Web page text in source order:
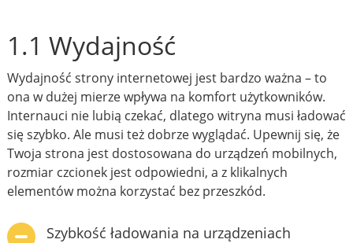
1.1 Wydajność
Wydajność strony internetowej jest bardzo ważna – to
ona w dużej mierze wpływa na komfort użytkowników.
Internauci nie lubią czekać, dlatego witryna musi ładować
się szybko. Ale musi też dobrze wyglądać. Upewnij się, że
Twoja strona jest dostosowana do urządzeń mobilnych,
rozmiar czcionek jest odpowiedni, a z klikalnych
elementów można korzystać bez przeszkód.
Szybkość ładowania na urządzeniach